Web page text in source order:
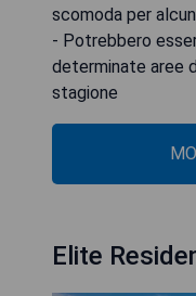
scomoda per
- Potrebbero
determinate aree
stagione
Elite